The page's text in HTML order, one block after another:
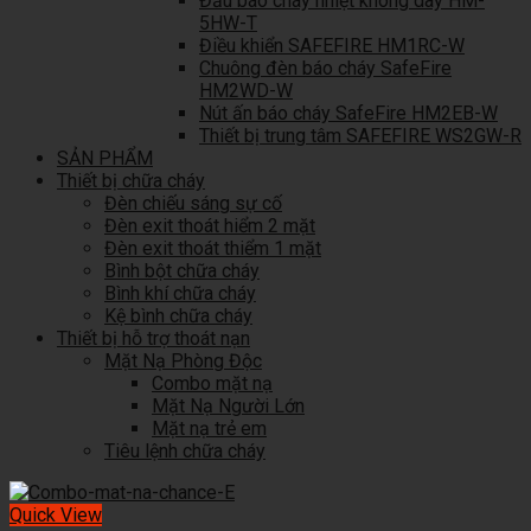
5HW-T
Điều khiển SAFEFIRE HM1RC-W
Chuông đèn báo cháy SafeFire
HM2WD-W
Nút ấn báo cháy SafeFire HM2EB-W
Thiết bị trung tâm SAFEFIRE WS2GW-R
SẢN PHẨM
Thiết bị chữa cháy
Đèn chiếu sáng sự cố
Đèn exit thoát hiểm 2 mặt
Đèn exit thoát thiểm 1 mặt
Bình bột chữa cháy
Bình khí chữa cháy
Kệ bình chữa cháy
Thiết bị hỗ trợ thoát nạn
Mặt Nạ Phòng Độc
Combo mặt nạ
Mặt Nạ Người Lớn
Mặt nạ trẻ em
Tiêu lệnh chữa cháy
Quick View